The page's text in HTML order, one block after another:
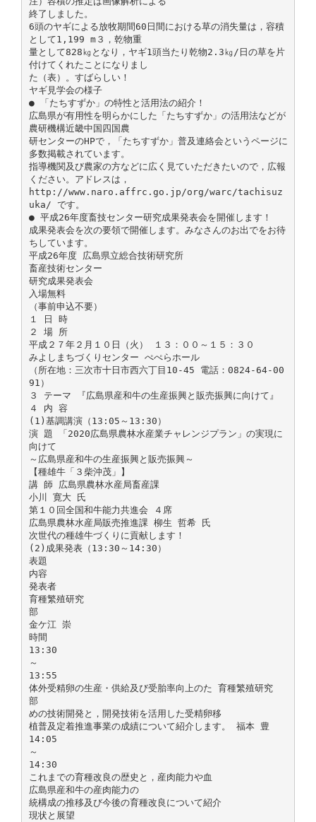
終了しました。
6頭のヤギによる放牧期間60日間における草の消失量は，容積
として1,199 m３，乾物重
量として828㎏となり，ヤギ1頭当たり乾物2.3㎏/日の草を片
付けてくれたことになりまし
た（表）。すばらしい！
ヤギ見学会の様子
● 「たちすずか」の特性と活用法の紹介！
広島県が有用性を明らかにした「たちすずか」の活用法などが
農研機構近畿中国四国農
研センターのHPで，「たちすずか」普及連絡会というページに
多数掲載されています。
指導機関及び農家の方などに広く見ていただきたいので，広報
ください。アドレスは，
http://www.naro.affrc.go.jp/org/warc/tachisuz
uka/ です。
● 平成26年度畜技センター研究成果発表会を開催します！
成果発表会を次の要領で開催します。みなさんのお出でをお待
ちしています。
平成26年度 広島県立総合技術研究所
畜産技術センター
研究成果発表会
入場無料
（事前申込不要）
１ 日 時
２ 場 所
平成２７年２月１０日（火） １３：００～１５：３０
みよしまちづくりセンター ぺぺらホール
（所在地：三次市十日市西六丁目10-45 電話：0824-64-00
91）
３ テーマ 『広島県産和牛の生産振興と販売振興に向けて』
４ 内 容
(1)基調講演（13:05～13:30）
演 題 「2020広島県農林水産業チャレンジプラン」の実現に
向けて
～広島県産和牛の生産振興と販売振興～
【種雄牛「３柴沖茂」】
講 師 広島県農林水産局畜産課
小川 寛大 氏
第１０回全国和牛能力共進会 ４席
広島県農林水産局販売推進課 柳生 哲希 氏
次世代の種雄牛づくりに貢献します！
(2)成果発表（13:30～14:30）
表題
内容
発表者
育種繁殖研究
部
金ケ江 崇
時間
13:30
～
13:55
体外受精卵の生産・供給及び受胎率向上のた 育種繁殖研究
部
めの技術開発と，開発技術を活用した受精卵移
植普及定着推進事業の成績について紹介します。 福本 豊
14:05
～
14:30
これまでの育種改良の歴史と，産肉能力や血
広島県産和牛の産肉能力の
統構成の推移及び今後の育種改良について紹介
現状と展望